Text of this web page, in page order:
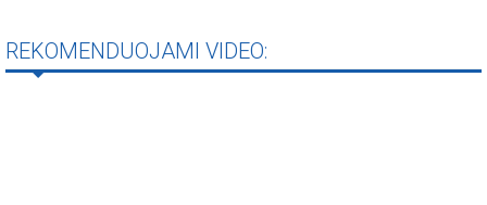
REKOMENDUOJAMI VIDEO: